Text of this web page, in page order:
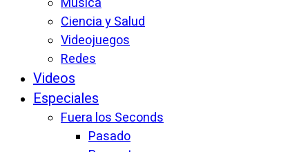
Ciencia y Salud
Videojuegos
Redes
Videos
Especiales
Fuera los Seconds
Pasado